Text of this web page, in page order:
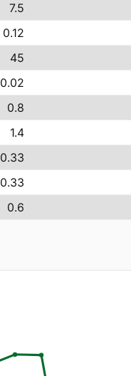
7.5
0.12
45
0.02
0.8
1.4
0.33
0.33
0.6